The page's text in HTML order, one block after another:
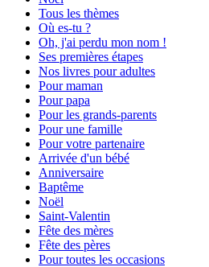
Tous les thèmes
Où es-tu ?
Oh, j'ai perdu mon nom !
Ses premières étapes
Nos livres pour adultes
Pour maman
Pour papa
Pour les grands-parents
Pour une famille
Pour votre partenaire
Arrivée d'un bébé
Anniversaire
Baptême
Noël
Saint-Valentin
Fête des mères
Fête des pères
Pour toutes les occasions